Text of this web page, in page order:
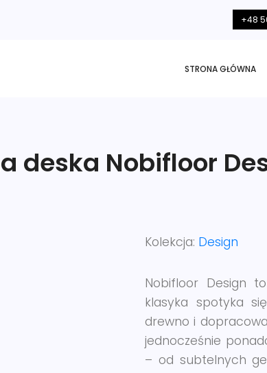
+48
STRONA GŁÓWNA
deska Nobifloor
Kolekcja: Design
Nobifloor Design
klasyka spotyka
drewno i
jednocześnie
– od subtelnych